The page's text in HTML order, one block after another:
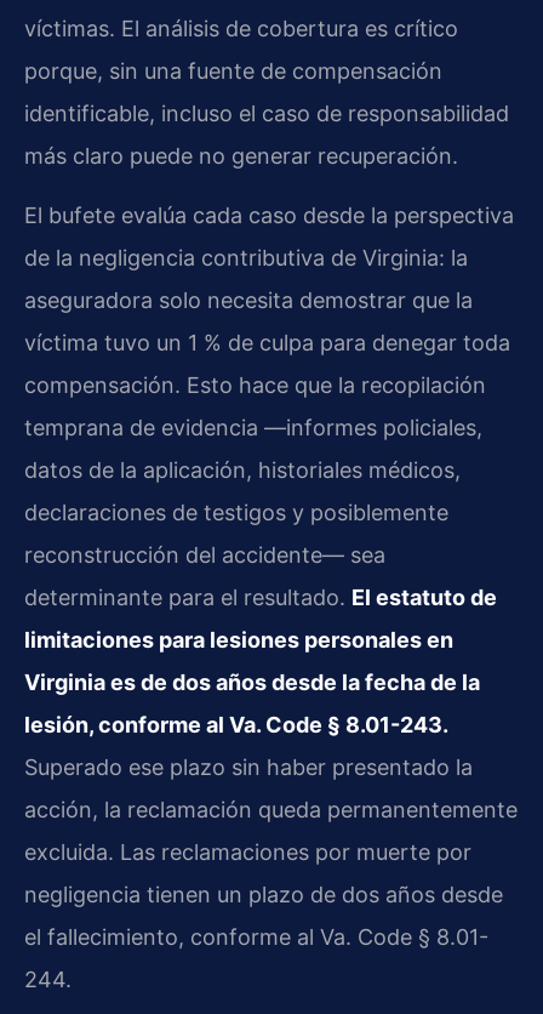
víctimas. El análisis de cobertura es crítico
porque, sin una fuente de compensación
identificable, incluso el caso de responsabilidad
más claro puede no generar recuperación.
El bufete evalúa cada caso desde la perspectiva
de la negligencia contributiva de Virginia: la
aseguradora solo necesita demostrar que la
víctima tuvo un 1 % de culpa para denegar toda
compensación. Esto hace que la recopilación
temprana de evidencia —informes policiales,
datos de la aplicación, historiales médicos,
declaraciones de testigos y posiblemente
reconstrucción del accidente— sea
determinante para el resultado. El estatuto de
limitaciones para lesiones personales en
Virginia es de dos años desde la fecha de la
lesión, conforme al Va. Code § 8.01-243.
Superado ese plazo sin haber presentado la
acción, la reclamación queda permanentemente
excluida. Las reclamaciones por muerte por
negligencia tienen un plazo de dos años desde
el fallecimiento, conforme al Va. Code § 8.01-
244.